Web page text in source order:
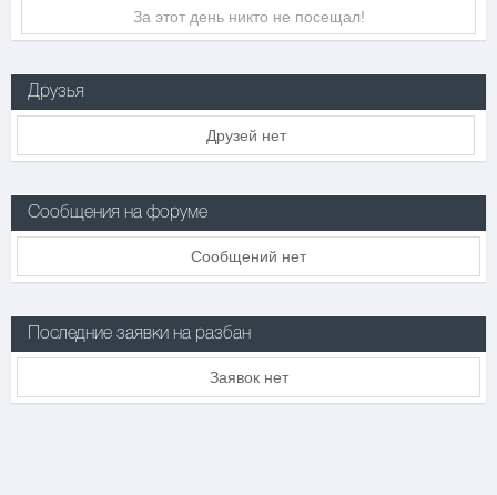
За этот день никто не посещал!
Друзья
Друзей нет
Сообщения на форуме
Сообщений нет
Последние заявки на разбан
Заявок нет